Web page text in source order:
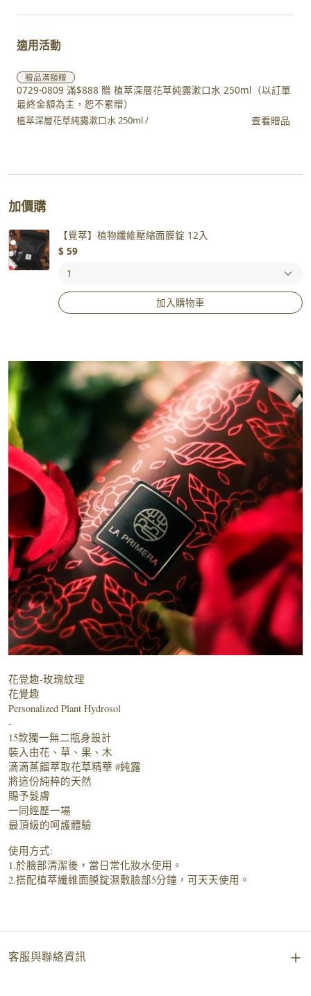
適用活動
贈品滿額贈
0729-0809 滿$888 贈 植萃深層花草純露漱口水 250ml（以訂單
最終金額為主，恕不累贈）
植萃深層花草純露漱口水 250ml /
查看贈品
加價購
【覺萃】植物纖維壓縮面膜錠 12入
$ 59
加入購物車
花覺趣-玫瑰紋理
花覺趣
Personalized Plant Hydrosol
-
15款獨一無二瓶身設計
裝入由花、草、果、木
滴滴蒸餾萃取花草精華 #純露
將這份純粹的天然
賜予髮膚
一同經歷一場
最頂級的呵護體驗
使用方式:
1.於臉部清潔後，當日常化妝水使用。
2.搭配植萃纖維面膜錠濕敷臉部5分鐘，可天天使用。
客服與聯絡資訊